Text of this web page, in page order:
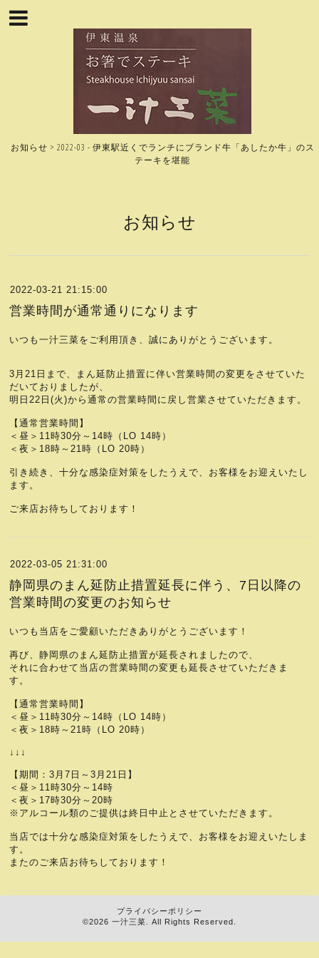
お知らせ > 2022-03 - 伊東駅近くでランチにブランド牛「あしたか牛」のス
テーキを堪能
お知らせ
2022-03-21 21:15:00
営業時間が通常通りになります
いつも一汁三菜をご利用頂き、誠にありがとうございます。
3月21日まで、まん延防止措置に伴い営業時間の変更をさせていた
だいておりましたが、
明日22日(火)から通常の営業時間に戻し営業させていただきます。
【通常営業時間】
＜昼＞11時30分～14時（LO 14時）
＜夜＞18時～21時（LO 20時）
引き続き、十分な感染症対策をしたうえで、お客様をお迎えいたし
ます。
ご来店お待ちしております！
2022-03-05 21:31:00
静岡県のまん延防止措置延長に伴う、7日以降の
営業時間の変更のお知らせ
いつも当店をご愛顧いただきありがとうございます！
再び、静岡県のまん延防止措置が延長されましたので、
それに合わせて当店の営業時間の変更も延長させていただきま
す。
【通常営業時間】
＜昼＞11時30分～14時（LO 14時）
＜夜＞18時～21時（LO 20時）
↓↓↓
【期間：3月7日～3月21日】
＜昼＞11時30分～14時
＜夜＞17時30分～20時
※アルコール類のご提供は終日中止とさせていただきます。
当店では十分な感染症対策をしたうえで、お客様をお迎えいたしま
す。
またのご来店お待ちしております！
1
プライバシーポリシー
©2026 一汁三菜 . All Rights Reserved.